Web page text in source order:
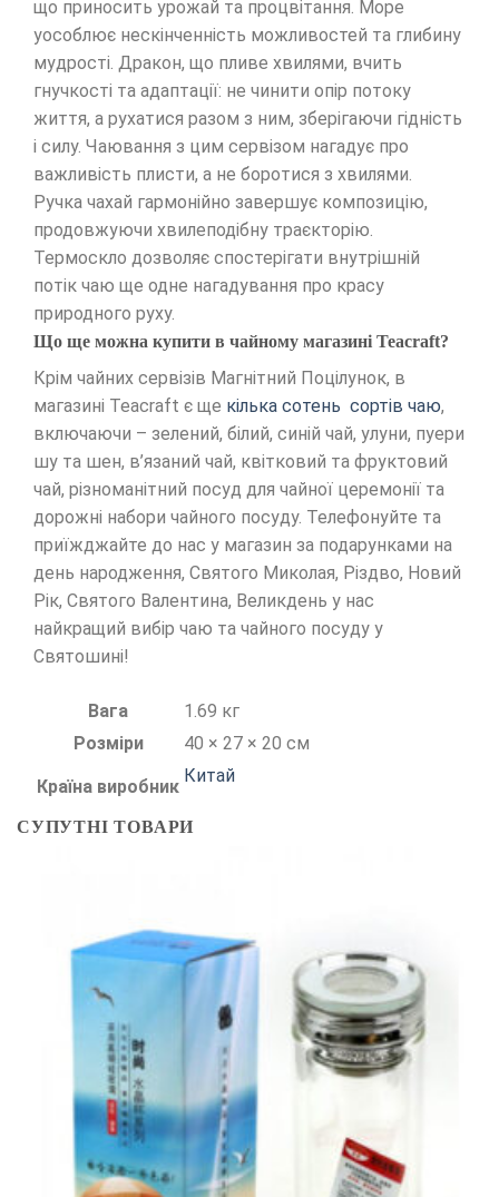
що приносить урожай та процвітання. Море
уособлює нескінченність можливостей та глибину
мудрості. Дракон, що пливе хвилями, вчить
гнучкості та адаптації: не чинити опір потоку
життя, а рухатися разом з ним, зберігаючи гідність
і силу. Чаювання з цим сервізом нагадує про
важливість плисти, а не боротися з хвилями.
Ручка чахай гармонійно завершує композицію,
продовжуючи хвилеподібну траєкторію.
Термоскло дозволяє спостерігати внутрішній
потік чаю ще одне нагадування про красу
природного руху.
Що ще можна купити в чайному магазині Teacraft?
Крім чайних сервізів Магнітний Поцілунок, в
магазині Teacraft є ще кілька сотень сортів чаю,
включаючи – зелений, білий, синій чай, улуни, пуери
шу та шен, в’язаний чай, квітковий та фруктовий
чай, різноманітний посуд для чайної церемонії та
дорожні набори чайного посуду. Телефонуйте та
приїжджайте до нас у магазин за подарунками на
день народження, Святого Миколая, Різдво, Новий
Рік, Святого Валентина, Великдень у нас
найкращий вибір чаю та чайного посуду у
Святошині!
Вага
1.69 кг
Розміри
40 × 27 × 20 см
Країна виробник
Китай
СУПУТНІ ТОВАРИ